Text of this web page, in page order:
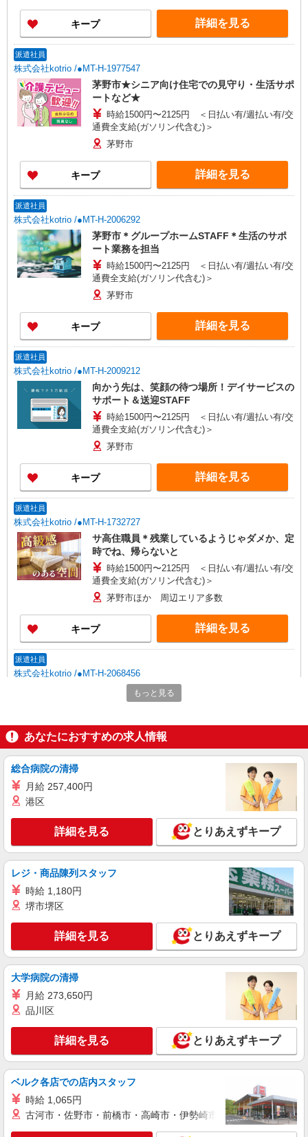
キープ 詳細を見る
派遣社員
株式会社kotrio /●MT-H-1977547
茅野市★シニア向け住宅での見守り・生活サポ
ートなど★
時給1500円〜2125円 ＜日払い有/週払い有/交
通費全支給(ガソリン代含む)＞
茅野市
キープ 詳細を見る
派遣社員
株式会社kotrio /●MT-H-2006292
茅野市＊グループホームSTAFF＊生活のサポ
ート業務を担当
時給1500円〜2125円 ＜日払い有/週払い有/交
通費全支給(ガソリン代含む)＞
茅野市
キープ 詳細を見る
派遣社員
株式会社kotrio /●MT-H-2009212
向かう先は、笑顔の待つ場所！デイサービスの
サポート＆送迎STAFF
時給1500円〜2125円 ＜日払い有/週払い有/交
通費全支給(ガソリン代含む)＞
茅野市
キープ 詳細を見る
派遣社員
株式会社kotrio /●MT-H-1732727
サ高住職員＊残業しているようじゃダメか、定
時でね、帰らないと
時給1500円〜2125円 ＜日払い有/週払い有/交
通費全支給(ガソリン代含む)＞
茅野市ほか 周辺エリア多数
キープ 詳細を見る
派遣社員
株式会社kotrio /●MT-H-2068456
≪茅野市≫介護の現場で心を燃やせ！！！デイ
サービスSTAFF
通費全支給(ガソリン代含む)＞
茅野市ほか 周辺エリア多数
キープ 詳細を見る
株式会社kotrio /●MT-H-2009259
毎日通うのが楽しみになる＊ホテルのような美
しいサ高住のSTAFF
時給1500円〜2125円 ＜日払い有/週払い有/交
キープ 詳細を見る
株式会社kotrio /●MT-H-1980961
<茅野市>高時給&シフト柔軟でいいとこ取り♪
時給1500円〜2125円 ＜日払い有/週払い有/交
通費全支給(ガソリン代含む)＞
キープ
派遣社員
もっと見る
あなたにおすすめの求人情報
総合病院の清掃
月給 257,400円
港区
詳細を見る とりあえずキープ
レジ・商品陳列スタッフ
時給 1,180円
堺市堺区
詳細を見る とりあえずキープ
大学病院の清掃
月給 273,650円
品川区
詳細を見る とりあえずキープ
ベルク各店での店内スタッフ
時給 1,065円
古河市・佐野市・前橋市・高崎市・伊勢崎市・太田市・館林市